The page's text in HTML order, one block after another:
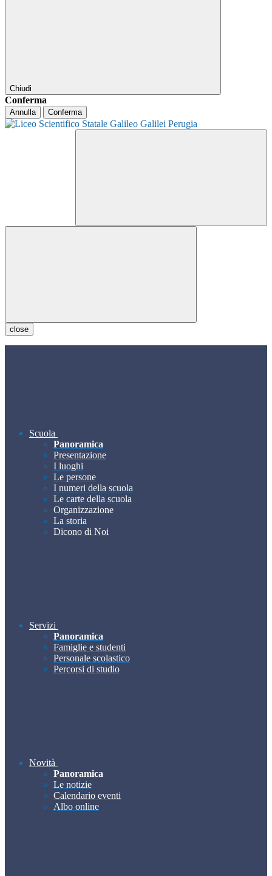
Chiudi
Conferma
Annulla Conferma
close
Scuola
Panoramica
Presentazione
I luoghi
Le persone
I numeri della scuola
Le carte della scuola
Organizzazione
La storia
Dicono di Noi
Servizi
Panoramica
Famiglie e studenti
Personale scolastico
Percorsi di studio
Novità
Panoramica
Le notizie
Calendario eventi
Albo online